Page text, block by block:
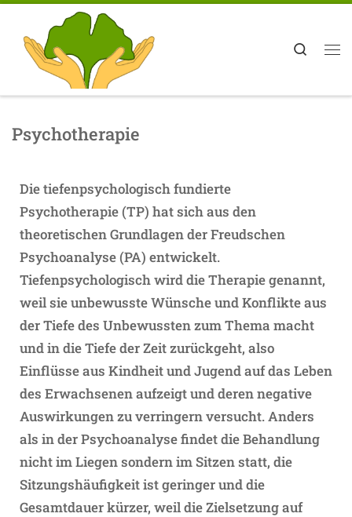
Zum Inhalt springen
Search
Psychotherapie
Die tiefenpsychologisch fundierte
Psychotherapie (TP) hat sich aus den
theoretischen Grundlagen der Freudschen
Psychoanalyse (PA) entwickelt.
Tiefenpsychologisch wird die Therapie genannt,
weil sie unbewusste Wünsche und Konflikte aus
der Tiefe des Unbewussten zum Thema macht
und in die Tiefe der Zeit zurückgeht, also
Einflüsse aus Kindheit und Jugend auf das Leben
des Erwachsenen aufzeigt und deren negative
Auswirkungen zu verringern versucht. Anders
als in der Psychoanalyse findet die Behandlung
nicht im Liegen sondern im Sitzen statt, die
Sitzungshäufigkeit ist geringer und die
Gesamtdauer kürzer, weil die Zielsetzung auf